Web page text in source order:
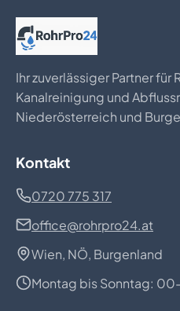
Ihr zuverlässiger Partner für
Kanalreinigung und
Niederösterreich und
Kontakt
0720 775 317
office@rohrpro24.at
Wien, NÖ, Burgenland
Montag bis Sonntag: